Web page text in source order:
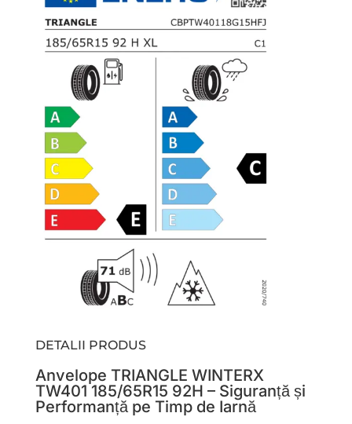
DETALII PRODUS
Anvelope TRIANGLE WINTERX
TW401 185/65R15 92H – Siguranță și
Performanță pe Timp de Iarnă